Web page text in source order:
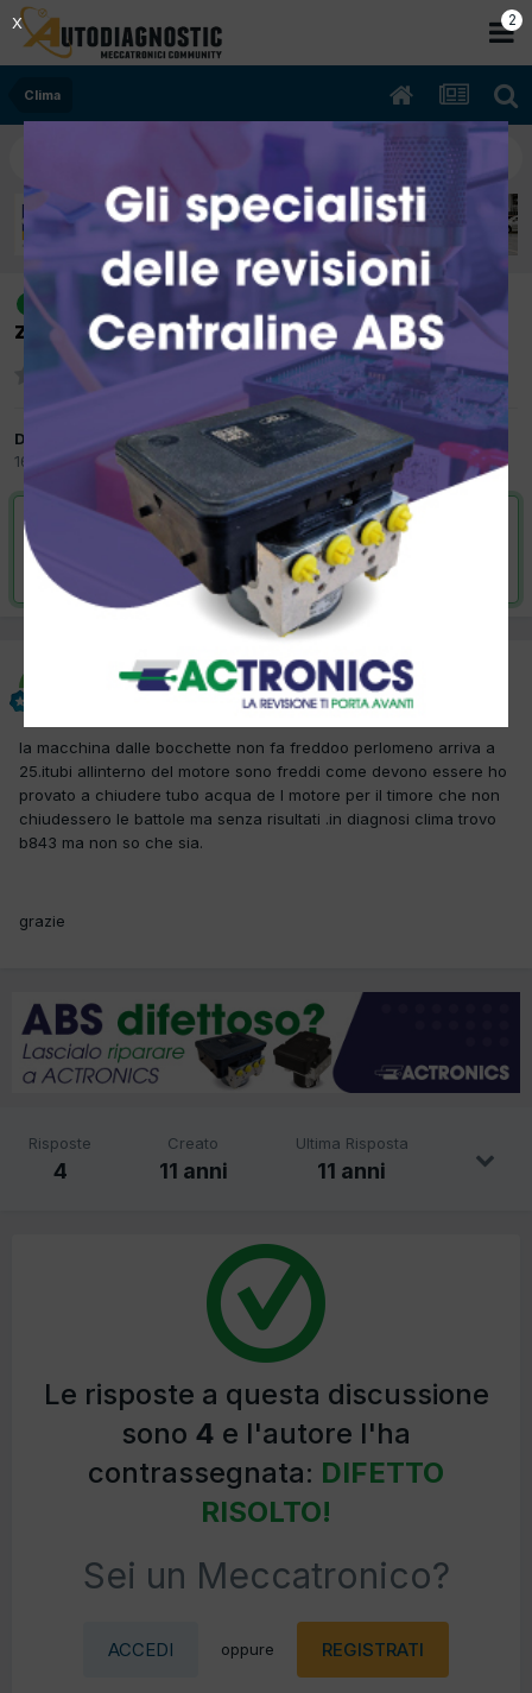
Clima
risolto
[chevrolet captiva 12/2007 1991cc
z20s 110Kw Diesel] non fa freddo
Da graziano57
16 Luglio 2015inClima
VAI ALLA SOLUZIONE
Risolta da graziano57,17 Luglio 2015
graziano57
la macchina dalle bocchette non fa freddoo perlomeno arriva a
25.itubi allinterno del motore sono freddi come devono essere ho
provato a chiudere tubo acqua de l motore per il timore che non
chiudessero le battole ma senza risultati .in diagnosi clima trovo
b843 ma non so che sia.
grazie
Risposte
4
Creato
11 anni
Ultima Risposta
11 anni
Le risposte a questa discussione
sono 4 e l'autore l'ha
contrassegnata: DIFETTO
RISOLTO!
Sei un Meccatronico?
ACCEDI oppure REGISTRATI
2
X